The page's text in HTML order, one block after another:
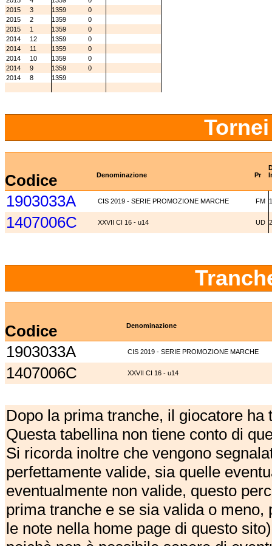
2015
3 1359
0
2015
2 1359
0
2015
1 1359
0
2014
12 1359
0
2014
11 1359
0
2014
10 1359
0
2014
9 1359
0
2014
8 1359
Codice Denominazione Pr
1903033A CIS 2019 - SERIE PROMOZIONE MARCHE FM
1407006C XXVII CI 16 - u14 UD
Codice Denominazione
1903033A CIS 2019 - SERIE PROMOZIONE MARCHE
1407006C XXVII CI 16 - u14
Dopo la prima tranche, il giocatore
Questa tabellina non tiene conto di
Si ricorda inoltre che vengono
perfettamente valide, sia quelle
eventualmente non valide, questo
prima tranche e se sia valida o
le note nella home page di questo